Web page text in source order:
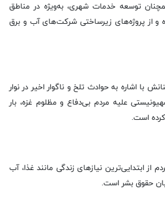
توسعه خدمات شهری، به‌ویژه در مناطق
و از پروژه‌های زیرساختی شرکت‌های آب و برق
اشاره به حوادث تلخ و ناگوار اخیر در نوار
علیه مردم بی‌دفاع و مظلوم غزه، بار
است.
ابتدایی‌ترین نیازهای زندگی مانند غذا، آب
حقوق بشر است.